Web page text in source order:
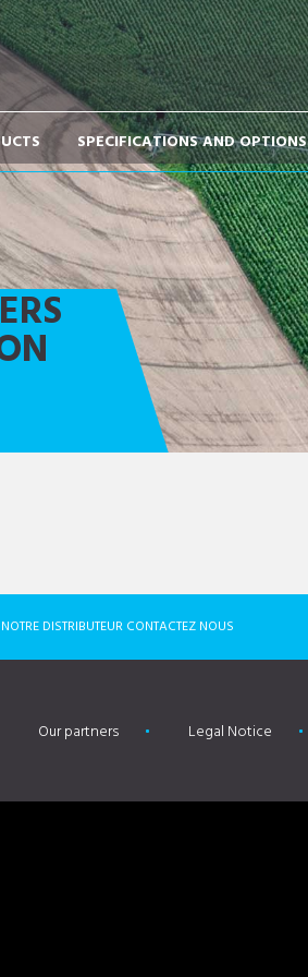
SPECIFICATIONS AND OPTIONS
DISTRIBUTEUR CONTACTEZ NOUS
Our partners Legal Notice